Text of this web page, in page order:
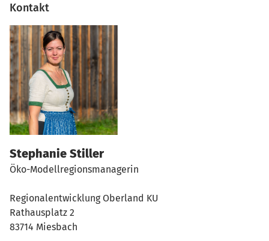
Kontakt
Stephanie Stiller
Öko-Modellregionsmanagerin
Regionalentwicklung Oberland KU
Rathausplatz 2
83714 Miesbach